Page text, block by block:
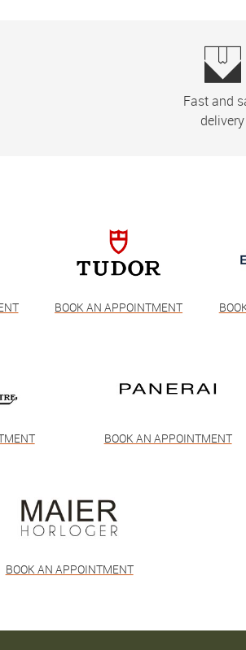
Fast and
delivery
BOOK AN APPOINTMENT
BOOK AN APPOINTMENT
BOOK AN APPOINTMENT